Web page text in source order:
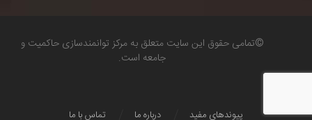
©تمامی حقوق این سایت متعلق به مرکز توانمندسازی حاکمیت و
جامعه است.
تماس با ما درباره ما پیوندهای مفید